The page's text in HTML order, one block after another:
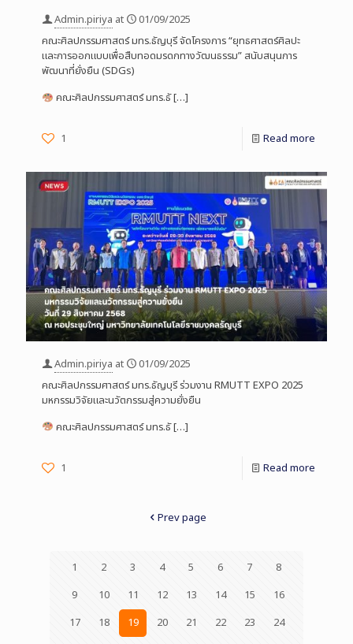
Admin.piriya at
01/09/2025
คณะศิลปกรรมศาสตร์ มทร.ธัญบุรี จัดโครงการ “ยุทธศาสตร์ศิลปะ
และการออกแบบเพื่อสืบทอดมรดกทางวัฒนธรรม” สนับสนุนการ
พัฒนาที่ยั่งยืน (SDGs)
คณะศิลปกรรมศาสตร์ มทร.ธั[…]
1 Read more
Admin.piriya at
01/09/2025
คณะศิลปกรรมศาสตร์ มทร.ธัญบุรี ร่วมงาน RMUTT EXPO 2025
มหกรรมวิจัยและนวัตกรรมสู่ความยั่งยืน
คณะศิลปกรรมศาสตร์ มทร.ธั[…]
1 Read more
Prev page
1 2 3 4 5 6 7
8
9
10 11 12 13 14 15
16
17
18 19 20 21 22 23
24